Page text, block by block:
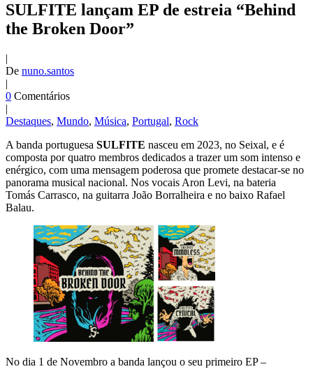
SULFITE lançam EP de estreia “Behind
the Broken Door”
|
De nuno.santos
|
0 Comentários
|
Destaques, Mundo, Música, Portugal, Rock
A banda portuguesa SULFITE nasceu em 2023, no Seixal, e é
composta por quatro membros dedicados a trazer um som intenso e
enérgico, com uma mensagem poderosa que promete destacar-se no
panorama musical nacional. Nos vocais Aron Levi, na bateria
Tomás Carrasco, na guitarra João Borralheira e no baixo Rafael
Balau.
No dia 1 de Novembro a banda lançou o seu primeiro EP –